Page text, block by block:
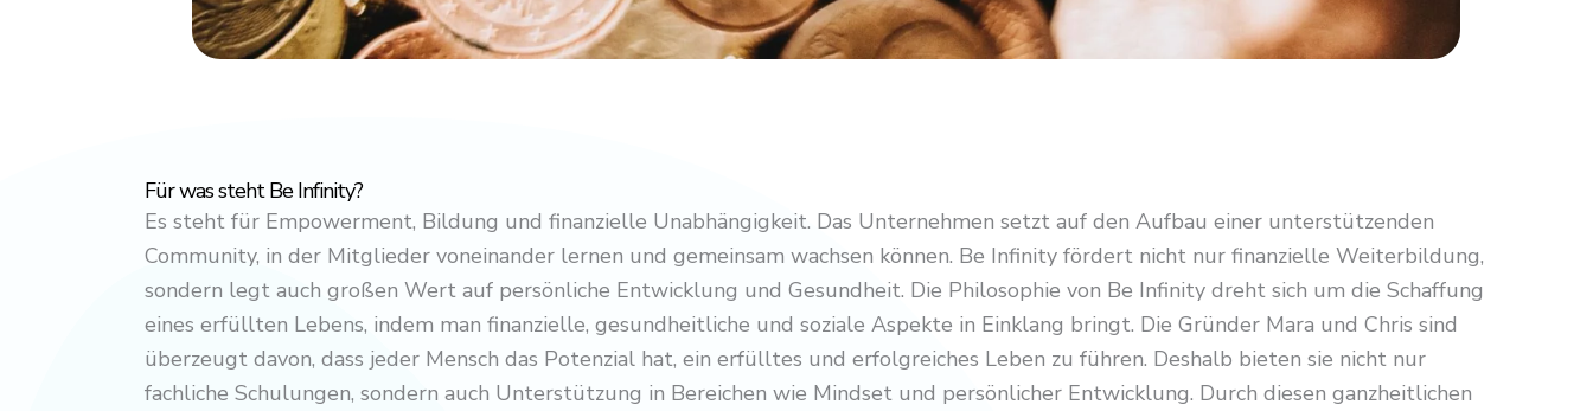
Für was steht Be Infinity?
Es steht für Empowerment, Bildung und finanzielle Unabhängigkeit. Das Unternehmen setzt auf den Aufbau einer unterstützenden
Community, in der Mitglieder voneinander lernen und gemeinsam wachsen können. Be Infinity fördert nicht nur finanzielle Weiterbildung,
sondern legt auch großen Wert auf persönliche Entwicklung und Gesundheit. Die Philosophie von Be Infinity dreht sich um die Schaffung
eines erfüllten Lebens, indem man finanzielle, gesundheitliche und soziale Aspekte in Einklang bringt. Die Gründer Mara und Chris sind
überzeugt davon, dass jeder Mensch das Potenzial hat, ein erfülltes und erfolgreiches Leben zu führen. Deshalb bieten sie nicht nur
fachliche Schulungen, sondern auch Unterstützung in Bereichen wie Mindset und persönlicher Entwicklung. Durch diesen ganzheitlichen